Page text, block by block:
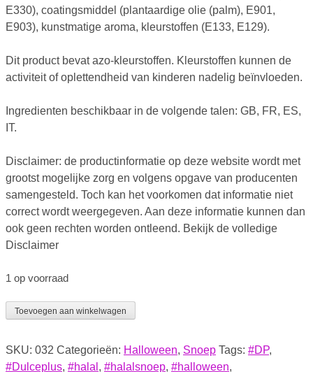
E330), coatingsmiddel (plantaardige olie (palm), E901,
E903), kunstmatige aroma, kleurstoffen (E133, E129).
Dit product bevat azo-kleurstoffen. Kleurstoffen kunnen de
activiteit of oplettendheid van kinderen nadelig beïnvloeden.
Ingredienten beschikbaar in de volgende talen: GB, FR, ES,
IT.
Disclaimer: de productinformatie op deze website wordt met
grootst mogelijke zorg en volgens opgave van producenten
samengesteld. Toch kan het voorkomen dat informatie niet
correct wordt weergegeven. Aan deze informatie kunnen dan
ook geen rechten worden ontleend. Bekijk de volledige
Disclaimer
1 op voorraad
Toevoegen aan winkelwagen
SKU: 032 Categorieën: Halloween, Snoep Tags: #DP,
#Dulceplus, #halal , #halalsnoep, #halloween,